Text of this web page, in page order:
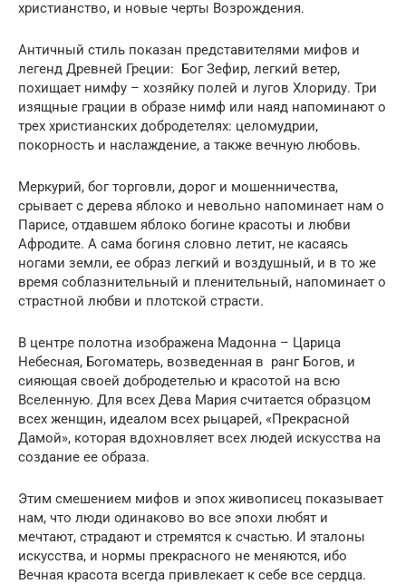
христианство, и новые черты Возрождения.
Античный стиль показан представителями мифов и
легенд Древней Греции: Бог Зефир, легкий ветер,
похищает нимфу – хозяйку полей и лугов Хлориду. Три
изящные грации в образе нимф или наяд напоминают о
трех христианских добродетелях: целомудрии,
покорность и наслаждение, а также вечную любовь.
Меркурий, бог торговли, дорог и мошенничества,
срывает с дерева яблоко и невольно напоминает нам о
Парисе, отдавшем яблоко богине красоты и любви
Афродите. А сама богиня словно летит, не касаясь
ногами земли, ее образ легкий и воздушный, и в то же
время соблазнительный и пленительный, напоминает о
страстной любви и плотской страсти.
В центре полотна изображена Мадонна – Царица
Небесная, Богоматерь, возведенная в ранг Богов, и
сияющая своей добродетелью и красотой на всю
Вселенную. Для всех Дева Мария считается образцом
всех женщин, идеалом всех рыцарей, «Прекрасной
Дамой», которая вдохновляет всех людей искусства на
создание ее образа.
Этим смешением мифов и эпох живописец показывает
нам, что люди одинаково во все эпохи любят и
мечтают, страдают и стремятся к счастью. И эталоны
искусства, и нормы прекрасного не меняются, ибо
Вечная красота всегда привлекает к себе все сердца.